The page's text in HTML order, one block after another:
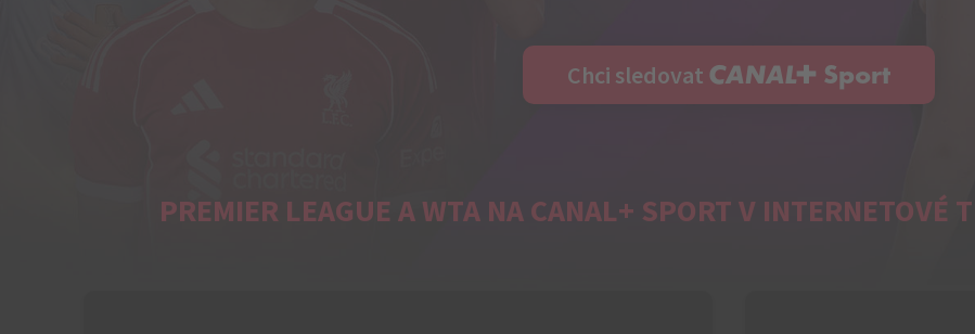
Chci sledovat C+ Sport
PREMIER LEAGUE A WTA NA CANAL+ SPORT V INTERNETOVÉ